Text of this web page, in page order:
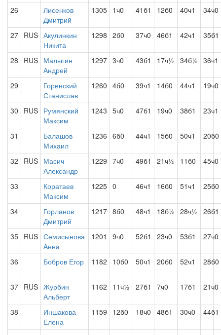
26
Лисенков
Дмитрий
1305 1ч0 41б1 12б0 40ч1 34ч0
27 RUS Акулинкин
Никита
1298 2б0 37ч0 46б1 42ч1 35б1
28 RUS Малыгин
Андрей
1297 3ч0 43б1 17ч½ 34б½ 36ч1
29
Горенский
Станислав
1260 4б0 39ч1 14б0 44ч1 19ч0
30 RUS Румянский
Максим
1243 5ч0 47б1 19ч0 38б1 23ч1
31
Балашов
Михаил
1236 6б0 44ч1 15б0 50ч1 20б0
32 RUS Масич
Александр
1229 7ч0 49б1 21ч½ 11б0 45ч0
33
Коратаев
Максим
1225 0 46ч1 16б0 51ч1 25б0
34
Горланов
Дмитрий
1217 8б0 48ч1 18б½ 28ч½ 26б1
35 RUS Семисынова
Анна
1201 9ч0 52б1 23ч0 53б1 27ч0
36 Бобров Егор 1182 10б0 50ч1 20б0 52ч1 28б0
37 RUS Журбин
Альберт
1162 11ч½ 27б1 7ч0 17б1 21ч0
38
Иншакова
Елена
1159 12б0 18ч0 48б1 30ч0 44б1